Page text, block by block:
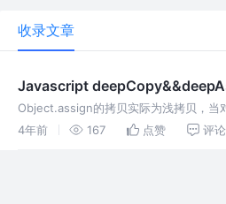
收录文章
Javascript
Object.assign的拷贝实际为浅拷贝，当
失败的情况，所以根据deepCopy函数
4年前 167 点赞 评论